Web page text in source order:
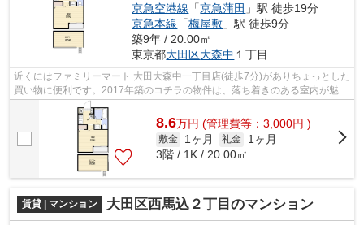
京急空港線 「京急蒲田 」駅 徒歩19分
京急本線 「梅屋敷 」駅 徒歩9分
築9年 / 20.00㎡
東京都大田区大森中 １丁目
近くにはファミリーマート 大田大森中一丁目店(徒歩7分)がありちょっとした
買い物に便利です。2017年築のコチラの物件は、落ち着きのある室内が魅力
的です。こちらの物件はアパートで...
8.6万円 (管理費等：3,000円 )
敷金 1ヶ月 礼金
1ヶ月
3階 / 1K / 20.00㎡
賃貸 | マンション 大田区西馬込２丁目のマンション